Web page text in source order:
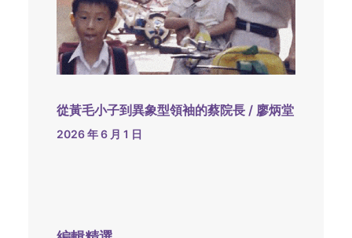
從黃毛小子到異象型領袖的蔡院長 / 廖炳堂
2026 年 6 月 1 日